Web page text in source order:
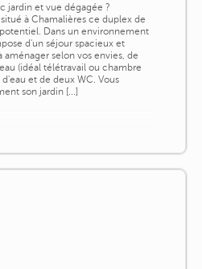
jardin et vue dégagée ?
à Chamalières ce duplex de
Dans un environnement
d'un séjour spacieux et
selon vos envies, de
(idéal télétravail ou chambre
et de deux WC. Vous
son jardin [...]